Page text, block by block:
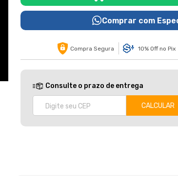
Comprar com
Compra Segura 10% Off no Pix
Consulte o prazo de entrega